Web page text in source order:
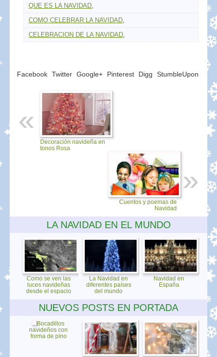
QUE ES LA NAVIDAD
COMO CELEBRAR LA NAVIDAD
CELEBRACION DE LA NAVIDAD
Facebook Twitter Google+ Pinterest Digg StumbleUpon
Decoración navideña en
tonos Rosa
Cuentos y poemas de
Navidad
LA NAVIDAD EN EL MUNDO
Como se ven las
luces navideñas
desde el espacio
La Navidad en
diferentes países
del mundo
Navidad en
España
NUEVOS POSTS EN PORTADA
Bocadillos
navideños con
forma de pino